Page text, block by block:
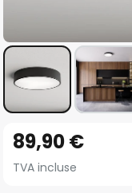
to
the
89,90 €
TVA incluse